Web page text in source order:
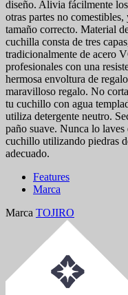
diseño. Alivia fácilmente
otras partes no
tamaño correcto. Material
cuchilla consta de tres
tradicionalmente de acero
profesionales con una
hermosa envoltura de
maravilloso regalo. No
tu cuchillo con agua
utiliza detergente neutro.
paño suave. Nunca lo
cuchillo utilizando piedras
adecuado.
Features
Marca
Marca TOJIRO